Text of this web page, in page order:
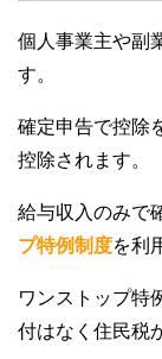
個人事業主や副
す。
確定申告で控除
控除されます。
給与収入のみで
プ特例制度を利
ワンストップ特
付はなく住民税